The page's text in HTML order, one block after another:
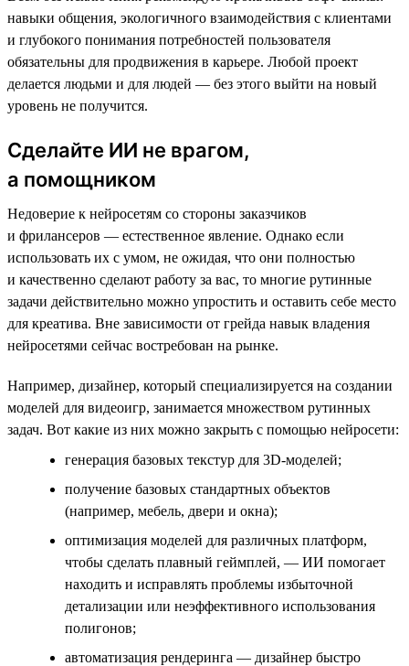
навыки общения, экологичного взаимодействия с клиентами
и глубокого понимания потребностей пользователя
обязательны для продвижения в карьере. Любой проект
делается людьми и для людей — без этого выйти на новый
уровень не получится.
Сделайте ИИ не врагом,
а помощником
Недоверие к нейросетям со стороны заказчиков
и фрилансеров — естественное явление. Однако если
использовать их с умом, не ожидая, что они полностью
и качественно сделают работу за вас, то многие рутинные
задачи действительно можно упростить и оставить себе место
для креатива. Вне зависимости от грейда навык владения
нейросетями сейчас востребован на рынке.
Например, дизайнер, который специализируется на создании
моделей для видеоигр, занимается множеством рутинных
задач. Вот какие из них можно закрыть с помощью нейросети:
генерация базовых текстур для 3D-моделей;
получение базовых стандартных объектов
(например, мебель, двери и окна);
оптимизация моделей для различных платформ,
чтобы сделать плавный геймплей, — ИИ помогает
находить и исправлять проблемы избыточной
детализации или неэффективного использования
полигонов;
автоматизация рендеринга — дизайнер быстро